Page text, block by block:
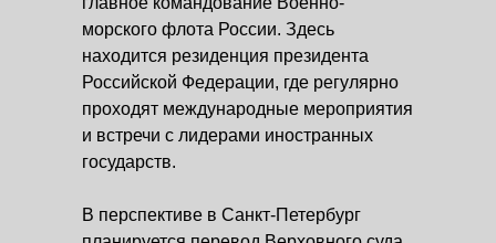
морского флота России. Здесь
находится резиденция президента
Российской Федерации, где регулярно
проходят международные мероприятия
и встречи с лидерами иностранных
государств.
В перспективе в Санкт-Петербург